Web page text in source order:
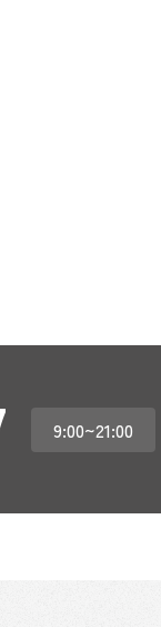
9:00~21:00